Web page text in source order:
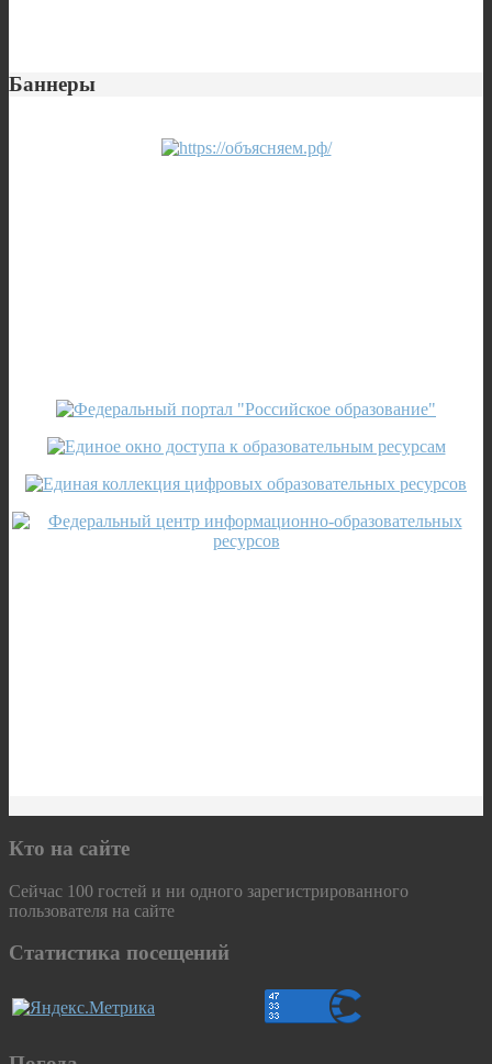
Баннеры
Кто на сайте
Сейчас 100 гостей и ни одного зарегистрированного
пользователя на сайте
Статистика посещений